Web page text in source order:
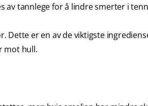
av tannlege for å lindre smerter i
Dette er en av de viktigste
mot hull.